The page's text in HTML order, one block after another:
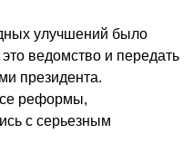
улучшений было
ведомство и передать
президента.
реформы,
с серьезным